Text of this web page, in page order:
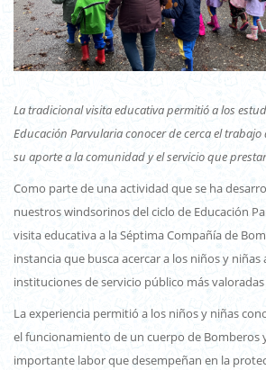
La tradicional visita educativa permitió a los
Educación Parvularia conocer de cerca el
su aporte a la comunidad y el servicio que
Como parte de una actividad que se ha
nuestros windsorinos del ciclo de Educación
visita educativa a la Séptima Compañía de
instancia que busca acercar a los niños y
instituciones de servicio público más valoradas
La experiencia permitió a los niños y niñas
el funcionamiento de un cuerpo de Bomberos
importante labor que desempeñan en la